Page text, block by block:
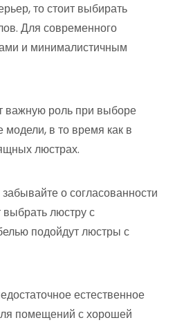
то стоит выбирать
Для современного
и минималистичным
важную роль при выборе
в то время как в
люстрах.
о согласованности
выбрать люстру с
подойдут люстры с
естественное
помещений с хорошей